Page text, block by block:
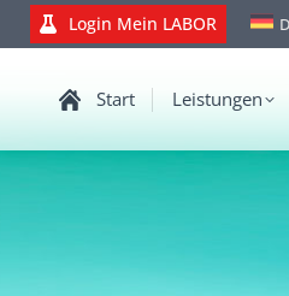
Login Mein LABOR
Start Leistungen